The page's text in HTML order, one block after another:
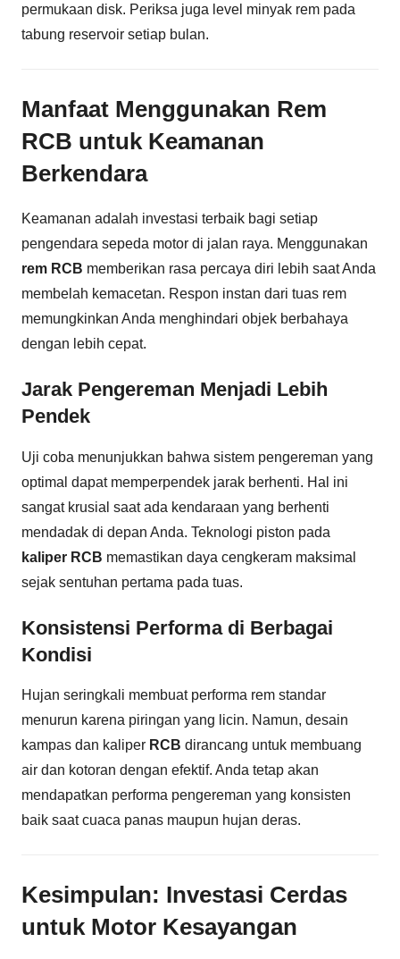
permukaan disk. Periksa juga level minyak rem pada
tabung reservoir setiap bulan.
Manfaat Menggunakan Rem
RCB untuk Keamanan
Berkendara
Keamanan adalah investasi terbaik bagi setiap
pengendara sepeda motor di jalan raya. Menggunakan
rem RCB memberikan rasa percaya diri lebih saat Anda
membelah kemacetan. Respon instan dari tuas rem
memungkinkan Anda menghindari objek berbahaya
dengan lebih cepat.
Jarak Pengereman Menjadi Lebih
Pendek
Uji coba menunjukkan bahwa sistem pengereman yang
optimal dapat memperpendek jarak berhenti. Hal ini
sangat krusial saat ada kendaraan yang berhenti
mendadak di depan Anda. Teknologi piston pada
kaliper RCB memastikan daya cengkeram maksimal
sejak sentuhan pertama pada tuas.
Konsistensi Performa di Berbagai
Kondisi
Hujan seringkali membuat performa rem standar
menurun karena piringan yang licin. Namun, desain
kampas dan kaliper RCB dirancang untuk membuang
air dan kotoran dengan efektif. Anda tetap akan
mendapatkan performa pengereman yang konsisten
baik saat cuaca panas maupun hujan deras.
Kesimpulan: Investasi Cerdas
untuk Motor Kesayangan